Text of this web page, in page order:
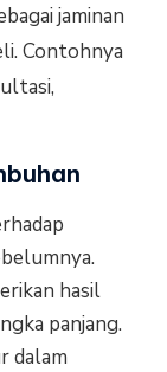
jaminan
Contohnya
hasil
panjang.
dalam